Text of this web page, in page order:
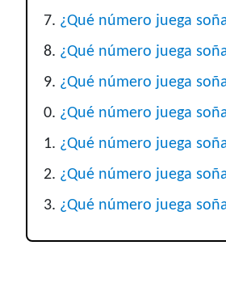
¿Qué número juega
¿Qué número juega
¿Qué número juega
¿Qué número juega
¿Qué número juega
¿Qué número juega
¿Qué número juega